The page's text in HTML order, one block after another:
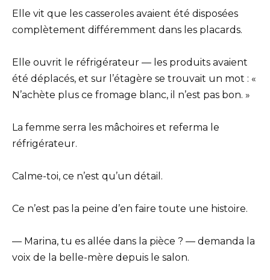
Elle vit que les casseroles avaient été disposées
complètement différemment dans les placards.
Elle ouvrit le réfrigérateur — les produits avaient
été déplacés, et sur l’étagère se trouvait un mot : «
N’achète plus ce fromage blanc, il n’est pas bon. »
La femme serra les mâchoires et referma le
réfrigérateur.
Calme-toi, ce n’est qu’un détail.
Ce n’est pas la peine d’en faire toute une histoire.
— Marina, tu es allée dans la pièce ? — demanda la
voix de la belle-mère depuis le salon.